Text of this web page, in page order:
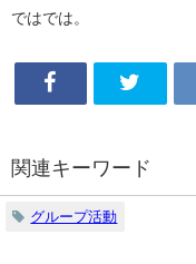
ではでは。
関連キーワード
グループ活動